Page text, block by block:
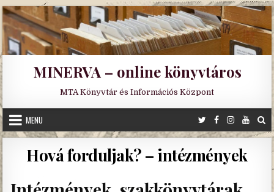
Skip
to
content
MINERVA – online könyvtáros
MTA Könyvtár és Információs Központ
MENU
Hová forduljak? – intézmények